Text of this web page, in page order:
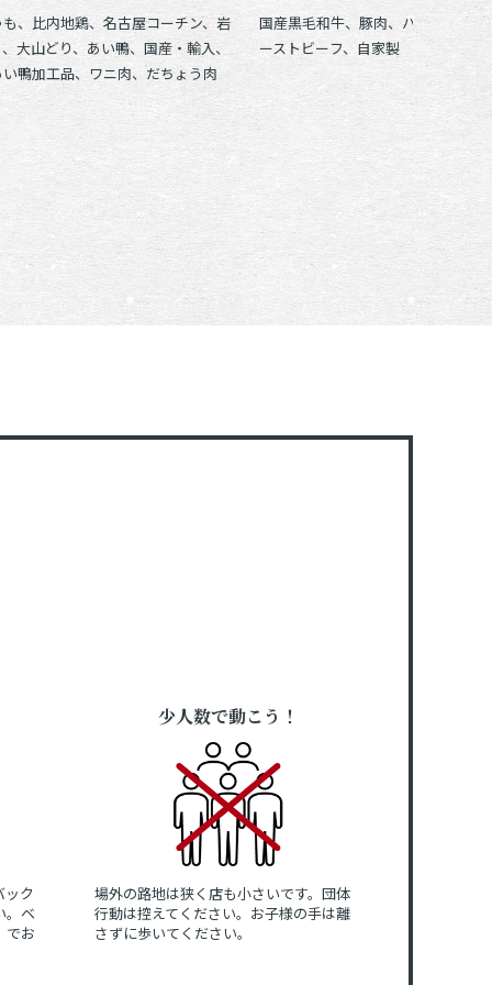
、比内地鶏、名古屋コーチン、岩
大山どり、あい鴨、国産・輸入、
鴨加工品、ワニ肉、だちょう肉
国産黒毛和牛、豚肉、ハム、ウイ
ーストビーフ、自家製
ック
。ベ
でお
少人数で動こう！
場外の路地は狭く店も小さいです。団体
行動は控えてください。お子様の手は離
さずに歩いてください。